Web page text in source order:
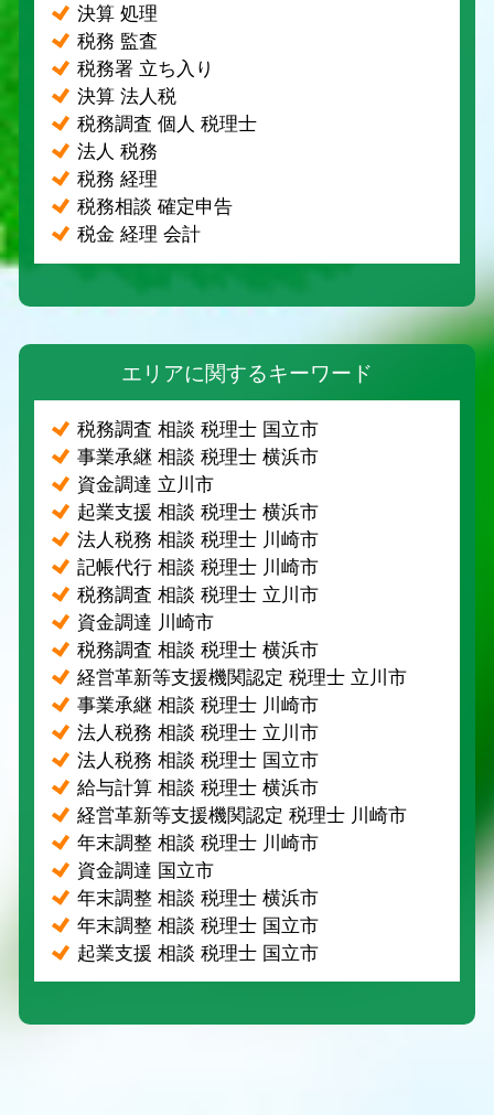
決算 処理
税務 監査
税務署 立ち入り
決算 法人税
税務調査 個人 税理士
法人 税務
税務 経理
税務相談 確定申告
税金 経理 会計
エリアに関するキーワード
税務調査 相談 税理士 国立市
事業承継 相談 税理士 横浜市
資金調達 立川市
起業支援 相談 税理士 横浜市
法人税務 相談 税理士 川崎市
記帳代行 相談 税理士 川崎市
税務調査 相談 税理士 立川市
資金調達 川崎市
税務調査 相談 税理士 横浜市
経営革新等支援機関認定 税理士 立川市
事業承継 相談 税理士 川崎市
法人税務 相談 税理士 立川市
法人税務 相談 税理士 国立市
給与計算 相談 税理士 横浜市
経営革新等支援機関認定 税理士 川崎市
年末調整 相談 税理士 川崎市
資金調達 国立市
年末調整 相談 税理士 横浜市
年末調整 相談 税理士 国立市
起業支援 相談 税理士 国立市